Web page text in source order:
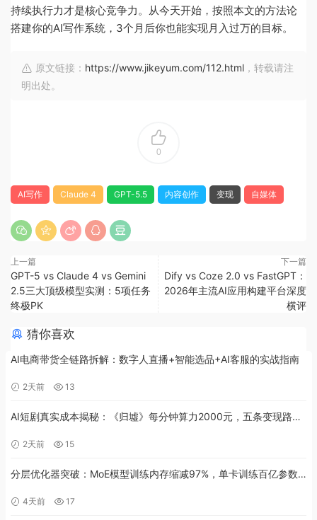
持续执行力才是核心竞争力。从今天开始，按照本文的方法论
搭建你的AI写作系统，3个月后你也能实现月入过万的目标。
原文链接： https://www.jikeyum.com/112.html ，转载请注
明出处。
0
AI写作 Claude 4 GPT-5.5 内容创作 变现 自媒体
上一篇
GPT-5 vs Claude 4 vs Gemini
2.5三大顶级模型实测：5项任务
终极PK
下一篇
Dify vs Coze 2.0 vs FastGPT：
2026年主流AI应用构建平台深度
横评
猜你喜欢
AI电商带货全链路拆解：数字人直播+智能选品+AI客服的实战指南
2天前 13
AI短剧真实成本揭秘：《归墟》每分钟算力2000元，五条变现路径
2天前 15
分层优化器突破：MoE模型训练内存缩减97%，单卡训练百亿参数
4天前 17